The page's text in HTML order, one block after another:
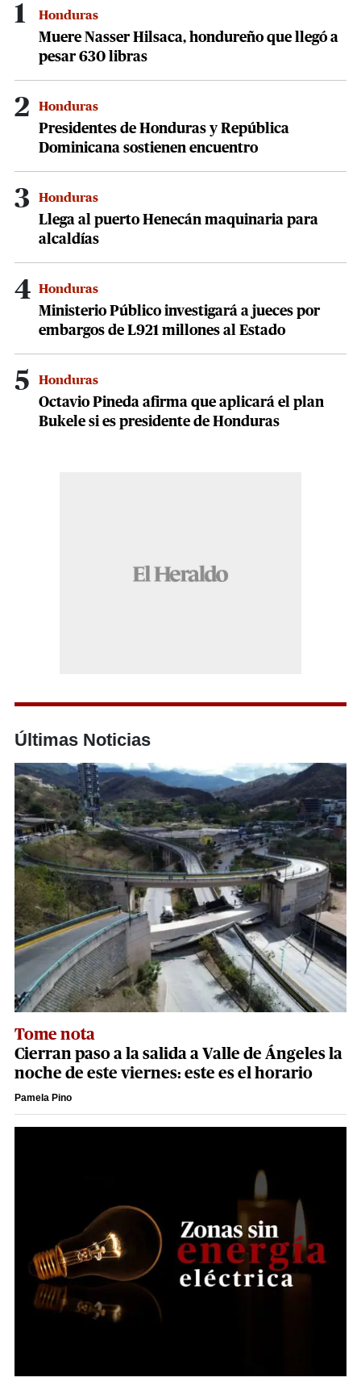
1 Honduras
Muere Nasser Hilsaca, hondureño que llegó a
pesar 630 libras
2 Honduras
Presidentes de Honduras y República
Dominicana sostienen encuentro
3 Honduras
Llega al puerto Henecán maquinaria para
alcaldías
4 Honduras
Ministerio Público investigará a jueces por
embargos de L921 millones al Estado
5 Honduras
Octavio Pineda afirma que aplicará el plan
Bukele si es presidente de Honduras
Últimas Noticias
Tome nota
Cierran paso a la salida a Valle de Ángeles la
noche de este viernes: este es el horario
Pamela Pino